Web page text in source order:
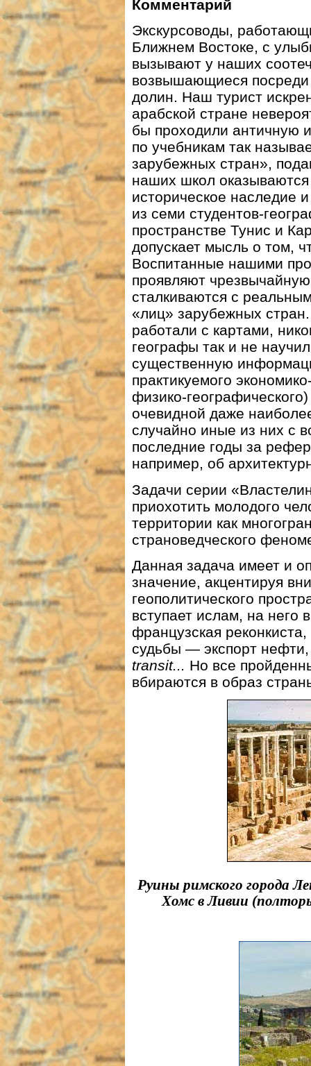
Комментарий
Экскурсоводы,
Ближнем Востоке, с
вызывают у наших
возвышающиеся посреди
долин. Наш турист
арабской стране
бы проходили античную
по учебникам так
зарубежных стран»,
наших школ
историческое наследие
из семи студентов-
пространстве Тунис и
допускает мысль о том,
Воспитанные нашими
проявляют
сталкиваются с
«лиц» зарубежных
работали с картами,
географы так и не
существенную
практикуемого
физико-
очевидной даже
случайно иные из них с
последние годы за
например, об
Задачи серии
приохотить молодого
территории как
страноведческого
Данная задача имеет и
значение, акцентируя
геополитического
вступает ислам, на него
французская
судьбы — экспорт
transit... Но все
вбираются в образ
Руины римского города
Хомс в Ливии